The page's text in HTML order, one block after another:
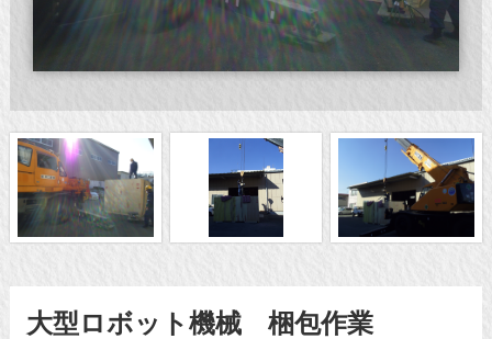
大型ロボット機械 梱包作業